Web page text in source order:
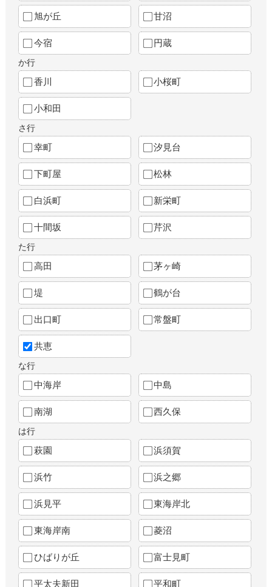
旭が丘 甘沼
今宿 円蔵
か行
香川 小桜町
小和田
さ行
幸町 汐見台
下町屋 松林
白浜町 新栄町
十間坂 芹沢
た行
高田 茅ヶ崎
堤 鶴が台
出口町 常盤町
共恵
な行
中海岸 中島
南湖 西久保
は行
萩園 浜須賀
浜竹 浜之郷
浜見平 東海岸北
東海岸南 菱沼
ひばりが丘 富士見町
平太夫新田 平和町